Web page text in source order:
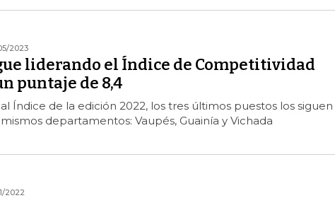
2023
liderando el Índice de Competitividad
puntaje de 8,4
Índice de la edición 2022, los tres últimos puestos los siguen
departamentos: Vaupés, Guainía y Vichada
2022